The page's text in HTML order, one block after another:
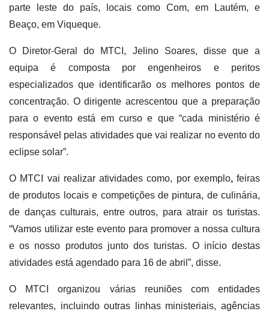
parte leste do país, locais como Com, em Lautém, e
Beaço, em Viqueque.
O Diretor-Geral do MTCI, Jelino Soares, disse que a
equipa é composta por engenheiros e peritos
especializados que identificarão os melhores pontos de
concentração. O dirigente acrescentou que a preparação
para o evento está em curso e que “cada ministério é
responsável pelas atividades que vai realizar no evento do
eclipse solar”.
O MTCI vai realizar atividades como, por exemplo, feiras
de produtos locais e competições de pintura, de culinária,
de danças culturais, entre outros, para atrair os turistas.
“Vamos utilizar este evento para promover a nossa cultura
e os nosso produtos junto dos turistas. O início destas
atividades está agendado para 16 de abril”, disse.
O MTCI organizou várias reuniões com entidades
relevantes, incluindo outras linhas ministeriais, agências